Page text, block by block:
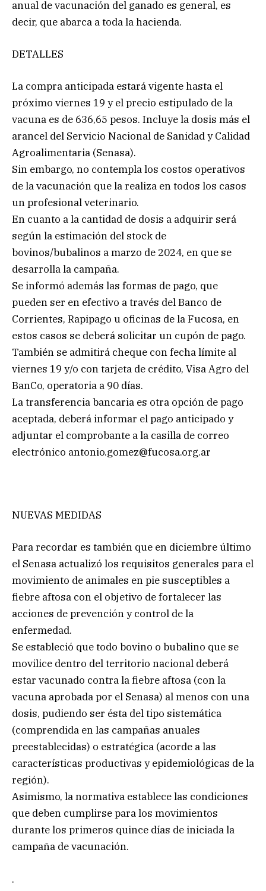
anual de vacunación del ganado es general, es
decir, que abarca a toda la hacienda.
DETALLES
La compra anticipada estará vigente hasta el
próximo viernes 19 y el precio estipulado de la
vacuna es de 636,65 pesos. Incluye la dosis más el
arancel del Servicio Nacional de Sanidad y Calidad
Agroalimentaria (Senasa).
Sin embargo, no contempla los costos operativos
de la vacunación que la realiza en todos los casos
un profesional veterinario.
En cuanto a la cantidad de dosis a adquirir será
según la estimación del stock de
bovinos/bubalinos a marzo de 2024, en que se
desarrolla la campaña.
Se informó además las formas de pago, que
pueden ser en efectivo a través del Banco de
Corrientes, Rapipago u oficinas de la Fucosa, en
estos casos se deberá solicitar un cupón de pago.
También se admitirá cheque con fecha límite al
viernes 19 y/o con tarjeta de crédito, Visa Agro del
BanCo, operatoria a 90 días.
La transferencia bancaria es otra opción de pago
aceptada, deberá informar el pago anticipado y
adjuntar el comprobante a la casilla de correo
electrónico antonio.gomez@fucosa.org.ar
NUEVAS MEDIDAS
Para recordar es también que en diciembre último
el Senasa actualizó los requisitos generales para el
movimiento de animales en pie susceptibles a
fiebre aftosa con el objetivo de fortalecer las
acciones de prevención y control de la
enfermedad.
Se estableció que todo bovino o bubalino que se
movilice dentro del territorio nacional deberá
estar vacunado contra la fiebre aftosa (con la
vacuna aprobada por el Senasa) al menos con una
dosis, pudiendo ser ésta del tipo sistemática
(comprendida en las campañas anuales
preestablecidas) o estratégica (acorde a las
características productivas y epidemiológicas de la
región).
Asimismo, la normativa establece las condiciones
que deben cumplirse para los movimientos
durante los primeros quince días de iniciada la
campaña de vacunación.
.